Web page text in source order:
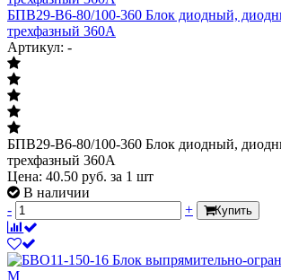
БПВ29-В6-80/100-360 Блок диодный,
трехфазный 360А
Артикул: -
БПВ29-В6-80/100-360 Блок диодный,
трехфазный 360А
Цена: 40.50 руб. за 1 шт
В наличии
-
+ Купить